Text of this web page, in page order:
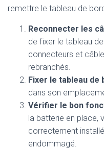
remettre le tableau de
Reconnecter les
de fixer le tableau
connecteurs et
rebranchés.
Fixer le tableau de
dans son
Vérifier le bon
la batterie en place,
correctement installé
endommagé.